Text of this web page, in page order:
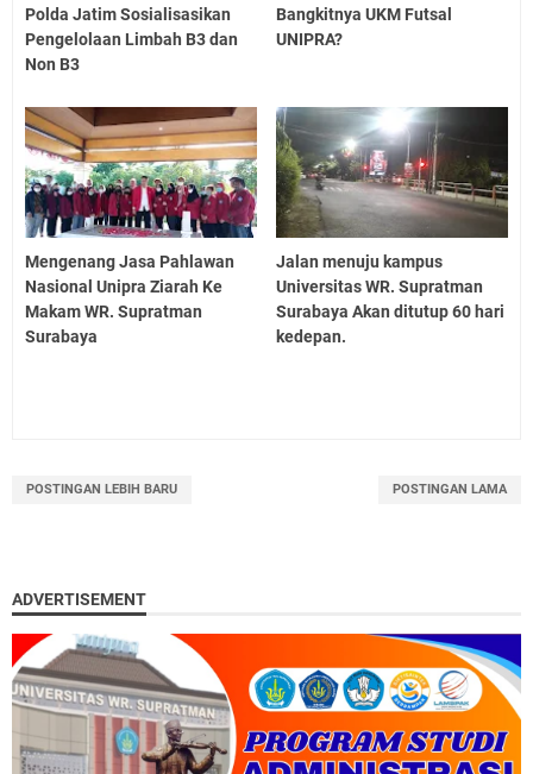
Polda Jatim Sosialisasikan
Pengelolaan Limbah B3 dan
Non B3
Bangkitnya UKM Futsal
UNIPRA?
Mengenang Jasa Pahlawan
Nasional Unipra Ziarah Ke
Makam WR. Supratman
Surabaya
Jalan menuju kampus
Universitas WR. Supratman
Surabaya Akan ditutup 60 hari
kedepan.
POSTINGAN LEBIH BARU POSTINGAN LAMA
ADVERTISEMENT